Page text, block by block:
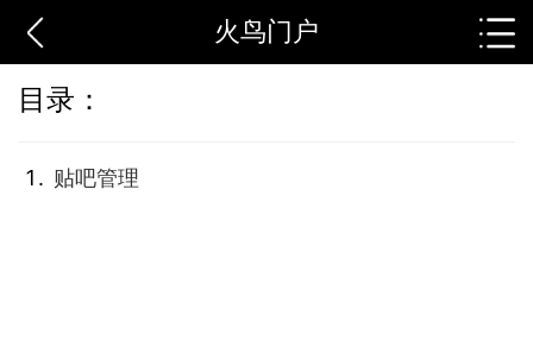
火鸟门户
目录：
贴吧管理